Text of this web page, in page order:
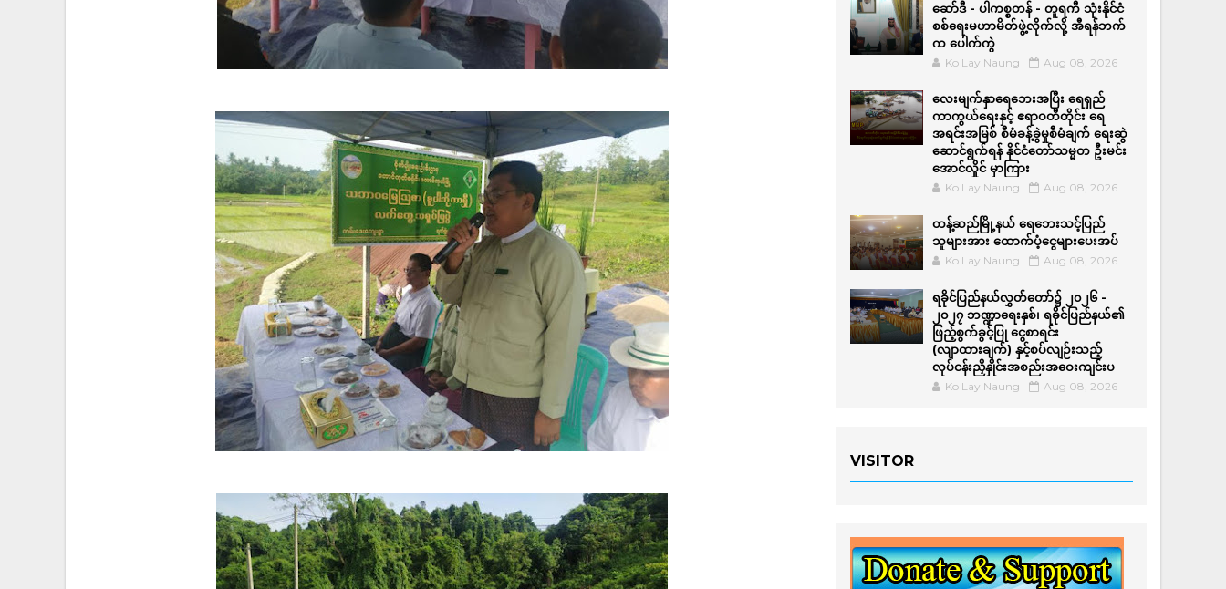
ဆော်ဒီ - ပါကစ္စတန် - တူရကီ သုံးနိုင်ငံ
စစ်ရေးမဟာမိတ်ဖွဲ့လိုက်လို့ အီရန်ဘက်
က ပေါက်ကွဲ
Ko Lay Naung Aug 08, 2026
လေးမျက်နှာရေဘေးအပြီး ရေရှည်
ကာကွယ်ရေးနှင့် ဧရာဝတီတိုင်း ရေ
အရင်းအမြစ် စီမံခန့်ခွဲမှုစီမံချက် ရေးဆွဲ
ဆောင်ရွက်ရန် နိုင်ငံတော်သမ္မတ ဦးမင်း
အောင်လှိုင် မှာကြား
Ko Lay Naung Aug 08, 2026
တန့်ဆည်မြို့နယ် ရေဘေးသင့်ပြည်
သူများအား ထောက်ပံ့ငွေများပေးအပ်
Ko Lay Naung Aug 08, 2026
ရခိုင်ပြည်နယ်လွှတ်တော်၌ ၂၀၂၆ -
၂၀၂၇ ဘဏ္ဍာရေးနှစ်၊ ရခိုင်ပြည်နယ်၏
ဖြည့်စွက်ခွင့်ပြု ငွေစာရင်း
(လျာထားချက်) နှင့်စပ်လျဉ်းသည့်
လုပ်ငန်းညှိနှိုင်းအစည်းအဝေးကျင်းပ
Ko Lay Naung Aug 08, 2026
VISITOR